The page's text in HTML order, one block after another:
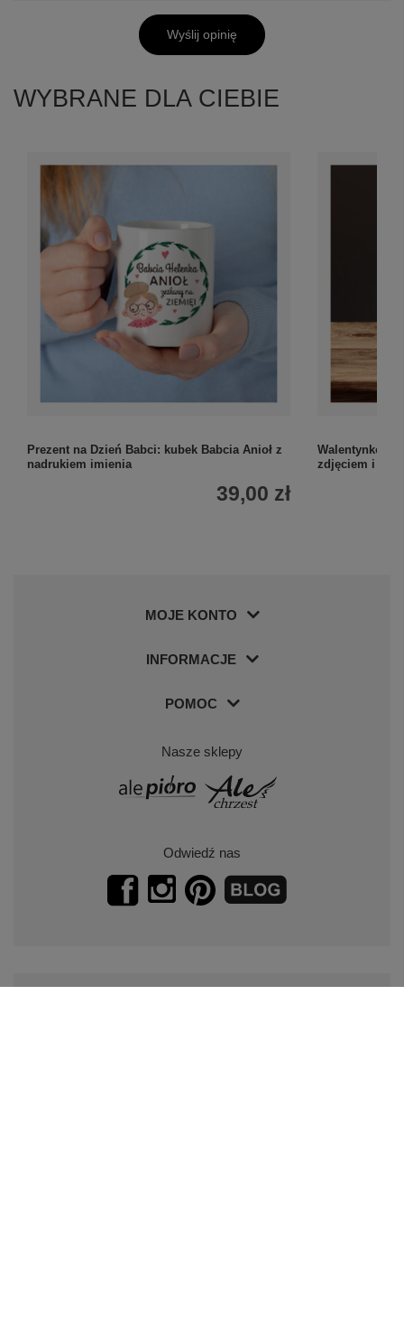
Wyślij opinię
WYBRANE DLA CIEBIE
Prezent na Dzień Babci: kubek Babcia Anioł z
nadrukiem imienia
39,00 zł
Walentynkowy
zdjęciem i
MOJE KONTO
INFORMACJE
POMOC
Nasze sklepy
Odwiedź nas